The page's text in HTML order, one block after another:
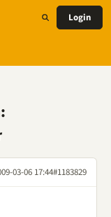
Login
03-06 17:44#1183829